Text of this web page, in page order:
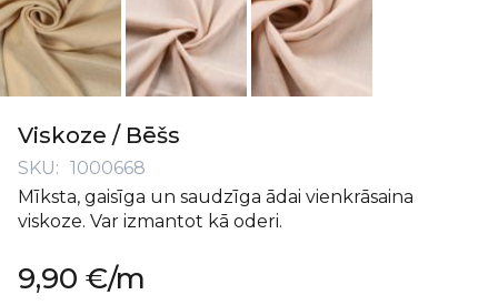
Viskoze / Bēšs
SKU
1000668
Mīksta, gaisīga un saudzīga ādai vienkrāsaina
viskoze. Var izmantot kā oderi.
9,90 €/m
uz
galerijas
sākumu